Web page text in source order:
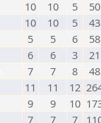
10 10 5
50
10 10 5
43
5 5 6
58
6 6 3
21
7 7 8
48
11 11 12
9 9 10
7 7 7